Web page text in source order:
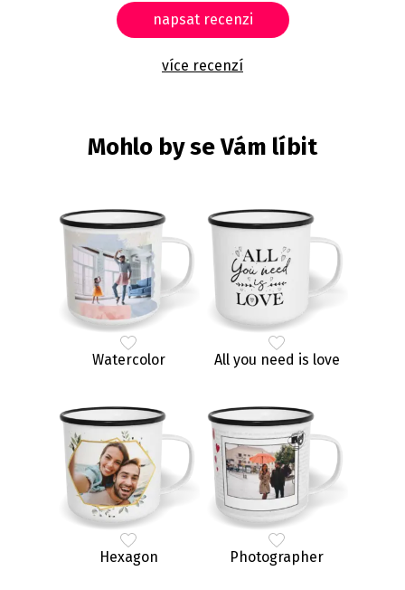
napsat recenzi
více recenzí
Mohlo by se Vám líbit
Watercolor All you need is love
Hexagon Photographer